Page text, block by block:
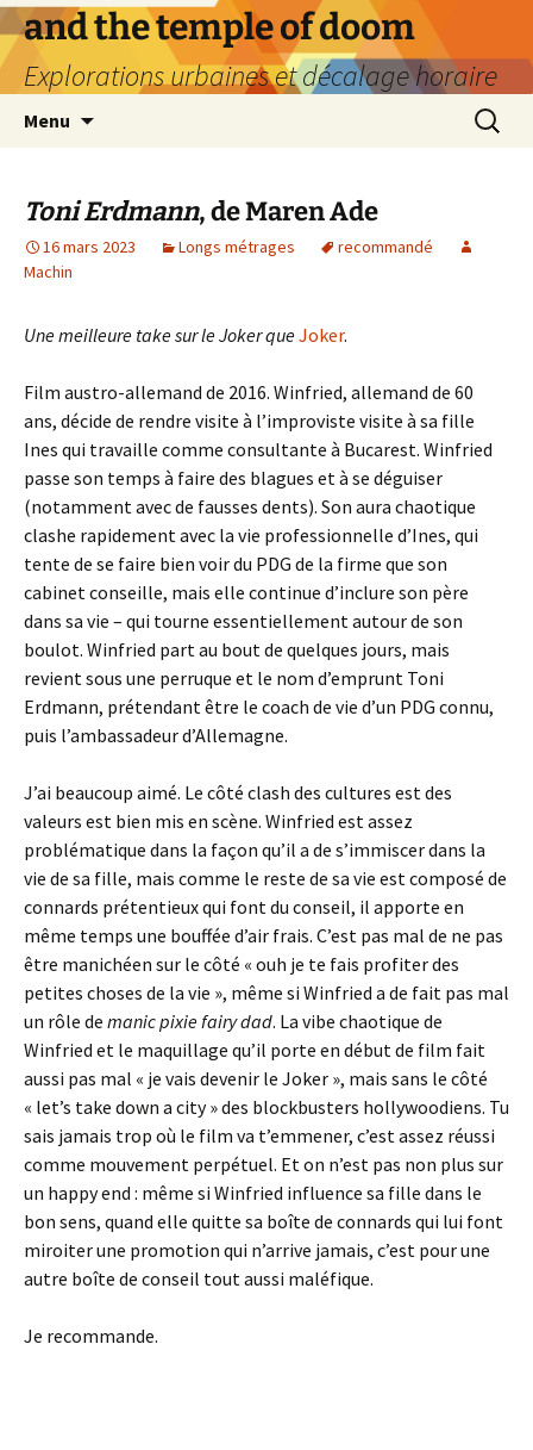
Aller
au
contenu
and the temple of doom
Explorations urbaines et décalage horaire
Menu
Toni Erdmann, de Maren Ade
16 mars 2023 Longs métrages
recommandé
Machin
Une meilleure take sur le Joker queJoker.
Film austro-allemand de 2016. Winfried, allemand de 60
ans, décide de rendre visite à l’improviste visite à sa fille
Ines qui travaille comme consultante à Bucarest. Winfried
passe son temps à faire des blagues et à se déguiser
(notamment avec de fausses dents). Son aura chaotique
clashe rapidement avec la vie professionnelle d’Ines, qui
tente de se faire bien voir du PDG de la firme que son
cabinet conseille, mais elle continue d’inclure son père
dans sa vie – qui tourne essentiellement autour de son
boulot. Winfried part au bout de quelques jours, mais
revient sous une perruque et le nom d’emprunt Toni
Erdmann, prétendant être le coach de vie d’un PDG connu,
puis l’ambassadeur d’Allemagne.
J’ai beaucoup aimé. Le côté clash des cultures est des
valeurs est bien mis en scène. Winfried est assez
problématique dans la façon qu’il a de s’immiscer dans la
vie de sa fille, mais comme le reste de sa vie est composé de
connards prétentieux qui font du conseil, il apporte en
même temps une bouffée d’air frais. C’est pas mal de ne pas
être manichéen sur le côté « ouh je te fais profiter des
petites choses de la vie », même si Winfried a de fait pas mal
un rôle de manic pixie fairy dad. La vibe chaotique de
Winfried et le maquillage qu’il porte en début de film fait
aussi pas mal « je vais devenir le Joker », mais sans le côté
« let’s take down a city » des blockbusters hollywoodiens. Tu
sais jamais trop où le film va t’emmener, c’est assez réussi
comme mouvement perpétuel. Et on n’est pas non plus sur
un happy end : même si Winfried influence sa fille dans le
bon sens, quand elle quitte sa boîte de connards qui lui font
miroiter une promotion qui n’arrive jamais, c’est pour une
autre boîte de conseil tout aussi maléfique.
Je recommande.